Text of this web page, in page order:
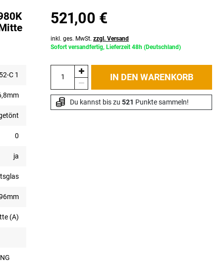
C 1
0
ja
(A)
521,00 €
inkl. ges. MwSt. zzgl. Versand
Sofort versandfertig, Lieferzeit 48h (Deutschland)
IN DEN WARENKORB
Du kannst bis zu 521 Punkte sammeln!